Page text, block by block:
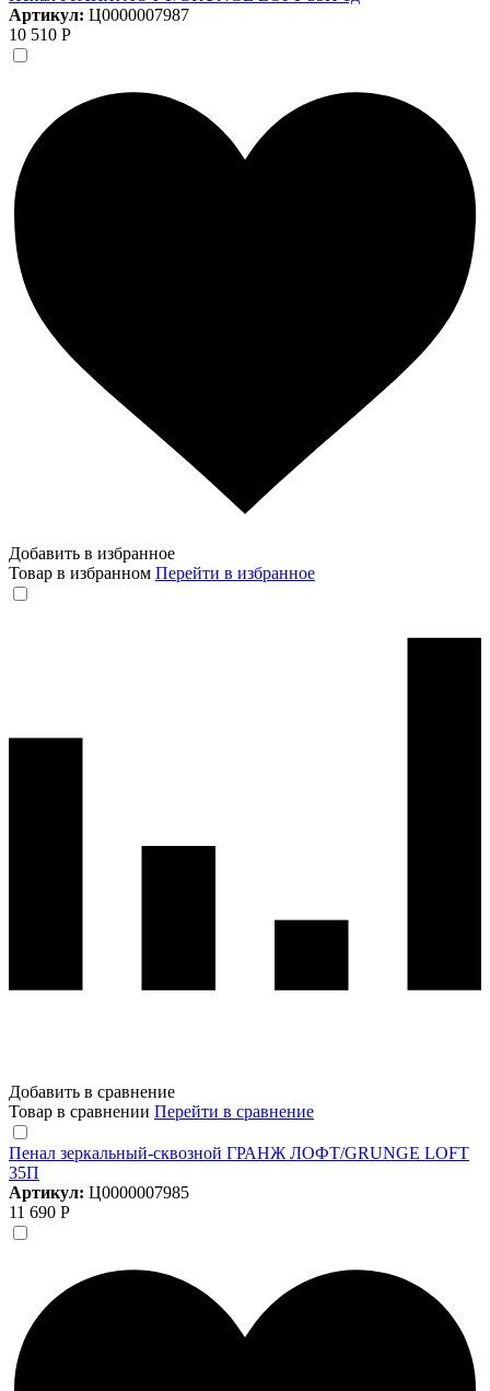
Артикул: Ц0000007987
10 510 Р
Добавить в избранное
Товар в избранном Перейти в избранное
Добавить в сравнение
Товар в сравнении Перейти в сравнение
Пенал зеркальный-сквозной ГРАНЖ ЛОФТ/GRUNGE LOFT
35П
Артикул: Ц0000007985
11 690 Р